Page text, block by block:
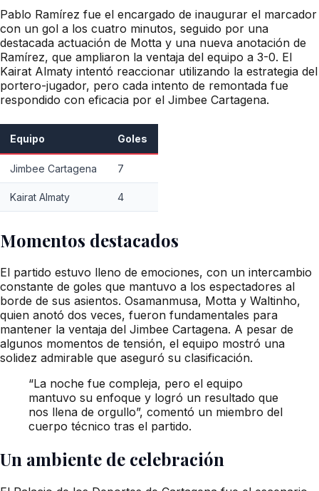
Pablo Ramírez fue el encargado de inaugurar el marcador
con un gol a los cuatro minutos, seguido por una
destacada actuación de Motta y una nueva anotación de
Ramírez, que ampliaron la ventaja del equipo a 3-0. El
Kairat Almaty intentó reaccionar utilizando la estrategia del
portero-jugador, pero cada intento de remontada fue
respondido con eficacia por el Jimbee Cartagena.
Equipo Goles
Jimbee Cartagena 7
Kairat Almaty 4
Momentos destacados
El partido estuvo lleno de emociones, con un intercambio
constante de goles que mantuvo a los espectadores al
borde de sus asientos. Osamanmusa, Motta y Waltinho,
quien anotó dos veces, fueron fundamentales para
mantener la ventaja del Jimbee Cartagena. A pesar de
algunos momentos de tensión, el equipo mostró una
solidez admirable que aseguró su clasificación.
“La noche fue compleja, pero el equipo
mantuvo su enfoque y logró un resultado que
nos llena de orgullo”, comentó un miembro del
cuerpo técnico tras el partido.
Un ambiente de celebración